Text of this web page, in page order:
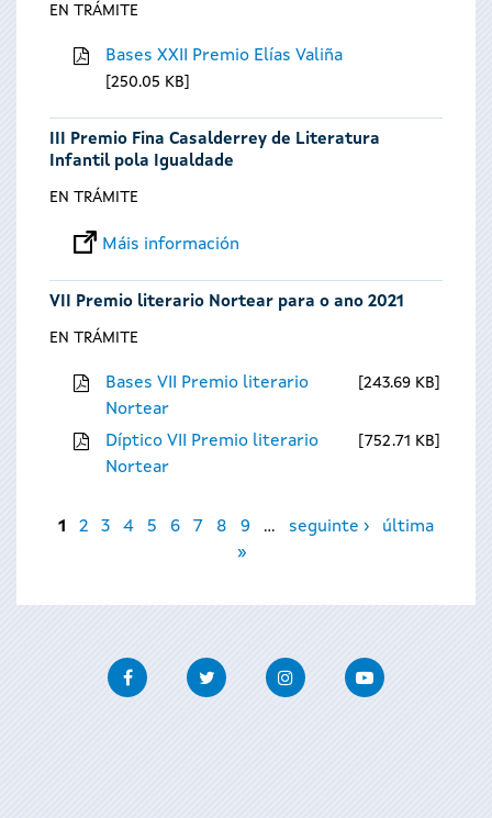
EN TRÁMITE
Bases XXII Premio Elías Valiña
250.05 KB
III Premio Fina Casalderrey de Literatura
Infantil pola Igualdade
EN TRÁMITE
Máis información
VII Premio literario Nortear para o ano 2021
EN TRÁMITE
Bases VII Premio literario
Nortear
243.69 KB
Díptico VII Premio literario
Nortear
752.71 KB
Páxinas
1 2 3 4 5 6 7 8 9 … seguinte ›
última
»
FacebookTwitter InstagramYoutube